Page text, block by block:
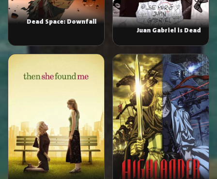
Juan Gabriel is Dead
Dead Space: Downfall